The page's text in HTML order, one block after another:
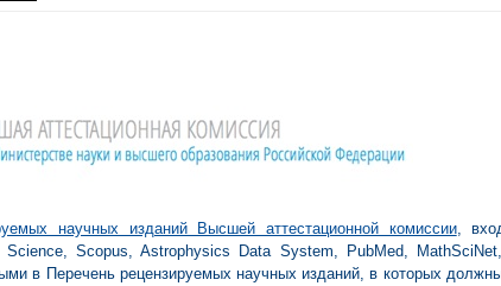
научных изданий Высшей аттестационной комиссии,
Science, Scopus, Astrophysics Data System, PubMed,
в Перечень рецензируемых научных изданий, в которых